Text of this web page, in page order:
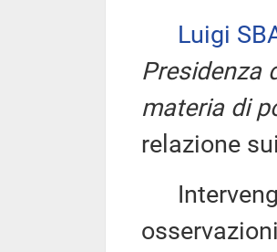
Luigi
Presidenza
materia di
relazione